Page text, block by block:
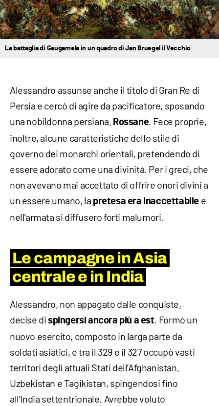
La battaglia di Gaugamela in un quadro di Jan Bruegel il Vecchio
Alessandro assunse anche il titolo di Gran Re di
Persia e cercò di agire da pacificatore, sposando
una nobildonna persiana, Rossane. Fece proprie,
inoltre, alcune caratteristiche dello stile di
governo dei monarchi orientali, pretendendo di
essere adorato come una divinità. Per i greci, che
non avevano mai accettato di offrire onori divini a
un essere umano, la pretesa era inaccettabile e
nell’armata si diffusero forti malumori.
Le campagne in Asia
centrale e in India
Alessandro, non appagato dalle conquiste,
decise di spingersi ancora più a est . Formò un
nuovo esercito, composto in larga parte da
soldati asiatici, e tra il 329 e il 327 occupò vasti
territori degli attuali Stati dell’Afghanistan,
Uzbekistan e Tagikistan, spingendosi fino
all’India settentrionale. Avrebbe voluto